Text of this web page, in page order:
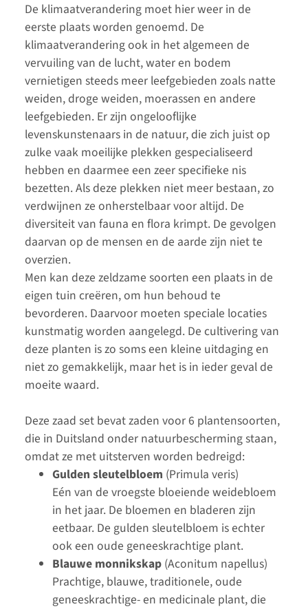
De klimaatverandering moet hier weer in de
eerste plaats worden genoemd. De
klimaatverandering ook in het algemeen de
vervuiling van de lucht, water en bodem
vernietigen steeds meer leefgebieden zoals natte
weiden, droge weiden, moerassen en andere
leefgebieden. Er zijn ongelooflijke
levenskunstenaars in de natuur, die zich juist op
zulke vaak moeilijke plekken gespecialiseerd
hebben en daarmee een zeer specifieke nis
bezetten. Als deze plekken niet meer bestaan, zo
verdwijnen ze onherstelbaar voor altijd. De
diversiteit van fauna en flora krimpt. De gevolgen
daarvan op de mensen en de aarde zijn niet te
overzien.
Men kan deze zeldzame soorten een plaats in de
eigen tuin creëren, om hun behoud te
bevorderen. Daarvoor moeten speciale locaties
kunstmatig worden aangelegd. De cultivering van
deze planten is zo soms een kleine uitdaging en
niet zo gemakkelijk, maar het is in ieder geval de
moeite waard.
Deze zaad set bevat zaden voor 6 plantensoorten,
die in Duitsland onder natuurbescherming staan,
omdat ze met uitsterven worden bedreigd:
Gulden sleutelbloem (Primula veris)
Eén van de vroegste bloeiende weidebloem
in het jaar. De bloemen en bladeren zijn
eetbaar. De gulden sleutelbloem is echter
ook een oude geneeskrachtige plant.
Blauwe monnikskap (Aconitum napellus)
Prachtige, blauwe, traditionele, oude
geneeskrachtige- en medicinale plant, die